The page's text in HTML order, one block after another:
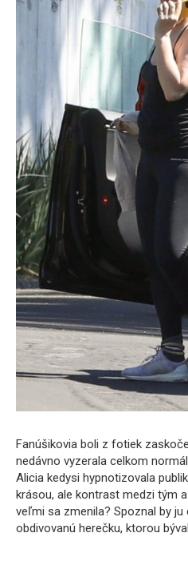
Fanúšikovia boli z fotiek
nedávno vyzerala celkom
Alicia kedysi hypnotizovala
krásou, ale kontrast medzi tým
veľmi sa zmenila? Spoznal by
obdivovanú herečku, ktorou